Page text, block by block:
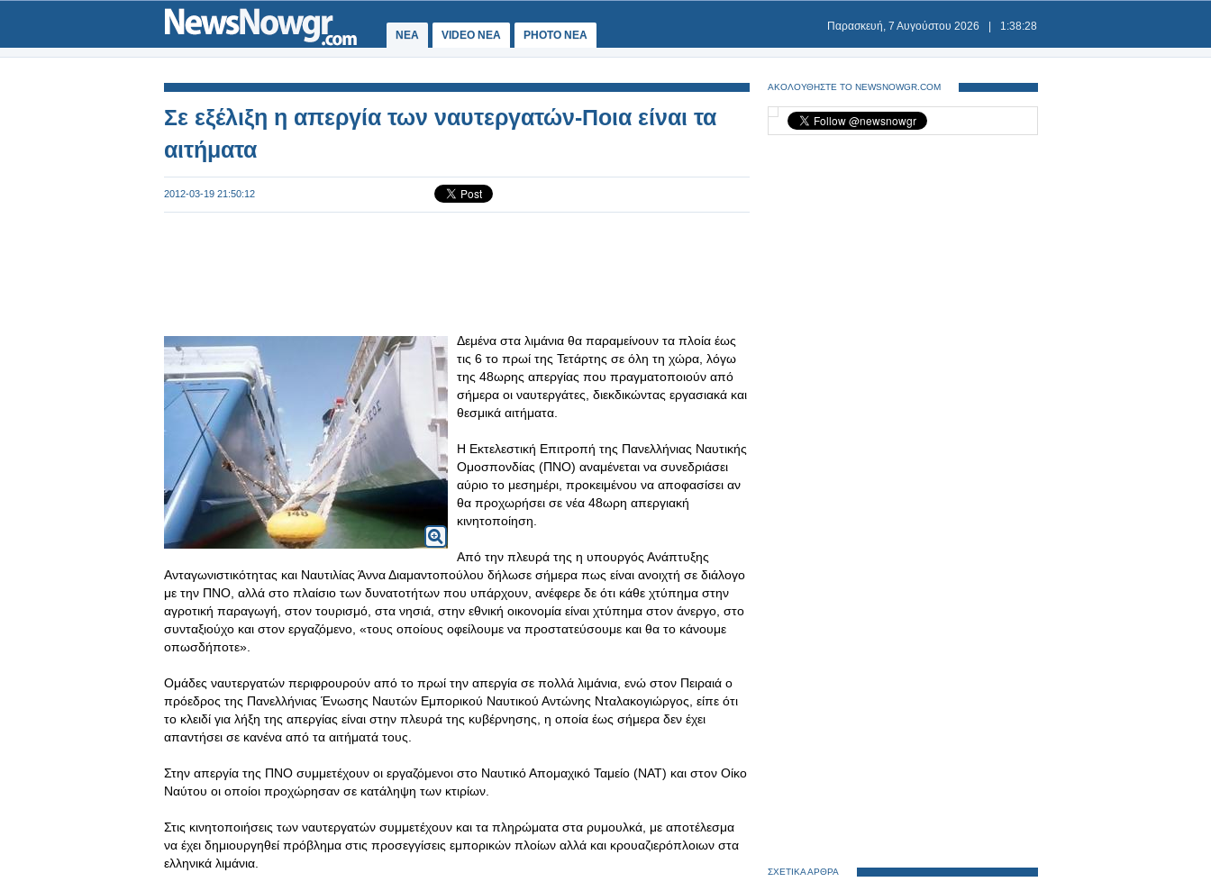
ΝΕΑ VIDEO NEA PHOTO NEA
Παρασκευή, 7 Αυγούστου 2026 1:38:29
Σε εξέλιξη η απεργία των ναυτεργατών-Ποια είναι τα
αιτήματα
2012-03-19 21:50:12
Δεμένα στα λιμάνια θα παραμείνουν τα πλοία έως
τις 6 το πρωί της Τετάρτης σε όλη τη χώρα, λόγω
της 48ωρης απεργίας που πραγματοποιούν από
σήμερα οι ναυτεργάτες, διεκδικώντας εργασιακά και
θεσμικά αιτήματα.
Η Εκτελεστική Επιτροπή της Πανελλήνιας Ναυτικής
Ομοσπονδίας (ΠΝΟ) αναμένεται να συνεδριάσει
αύριο το μεσημέρι, προκειμένου να αποφασίσει αν
θα προχωρήσει σε νέα 48ωρη απεργιακή
κινητοποίηση.
Από την πλευρά της η υπουργός Ανάπτυξης
Ανταγωνιστικότητας και Ναυτιλίας Άννα Διαμαντοπούλου δήλωσε σήμερα πως είναι ανοιχτή σε διάλογο
με την ΠΝΟ, αλλά στο πλαίσιο των δυνατοτήτων που υπάρχουν, ανέφερε δε ότι κάθε χτύπημα στην
αγροτική παραγωγή, στον τουρισμό, στα νησιά, στην εθνική οικονομία είναι χτύπημα στον άνεργο, στο
συνταξιούχο και στον εργαζόμενο, «τους οποίους οφείλουμε να προστατεύσουμε και θα το κάνουμε
οπωσδήποτε».
Ομάδες ναυτεργατών περιφρουρούν από το πρωί την απεργία σε πολλά λιμάνια, ενώ στον Πειραιά ο
πρόεδρος της Πανελλήνιας Ένωσης Ναυτών Εμπορικού Ναυτικού Αντώνης Νταλακογιώργος, είπε ότι
το κλειδί για λήξη της απεργίας είναι στην πλευρά της κυβέρνησης, η οποία έως σήμερα δεν έχει
απαντήσει σε κανένα από τα αιτήματά τους.
Στην απεργία της ΠΝΟ συμμετέχουν οι εργαζόμενοι στο Ναυτικό Απομαχικό Ταμείο (ΝΑΤ) και στον Οίκο
Ναύτου οι οποίοι προχώρησαν σε κατάληψη των κτιρίων.
Στις κινητοποιήσεις των ναυτεργατών συμμετέχουν και τα πληρώματα στα ρυμουλκά, με αποτέλεσμα
να έχει δημιουργηθεί πρόβλημα στις προσεγγίσεις εμπορικών πλοίων αλλά και κρουαζιερόπλοιων στα
ελληνικά λιμάνια.
ΑΚΟΛΟΥΘΗΣΤΕ ΤΟ NEWSNOWGR.COM
ΣΧΕΤΙΚΑ ΑΡΘΡΑ